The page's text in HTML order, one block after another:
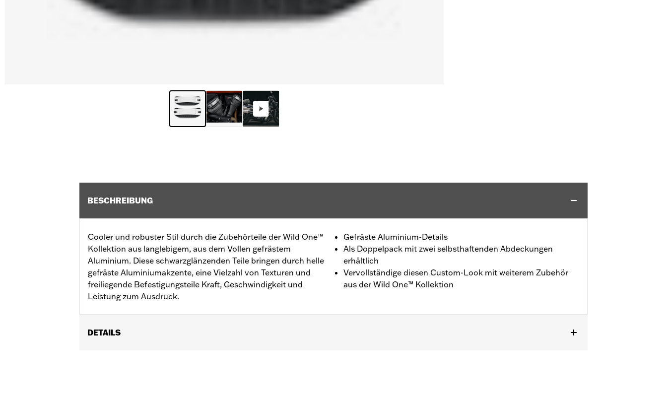
BESCHREIBUNG
Cooler und robuster Stil durch die Zubehörteile der Wild One™
Kollektion aus langlebigem, aus dem Vollen gefrästem
Aluminium. Diese schwarzglänzenden Teile bringen durch helle
gefräste Aluminiumakzente, eine Vielzahl von Texturen und
freiliegende Befestigungsteile Kraft, Geschwindigkeit und
Leistung zum Ausdruck.
Gefräste Aluminium-Details
Als Doppelpack mit zwei selbsthaftenden Abdeckungen
erhältlich
Vervollständige diesen Custom-Look mit weiterem Zubehör
aus der Wild One™ Kollektion
DETAILS